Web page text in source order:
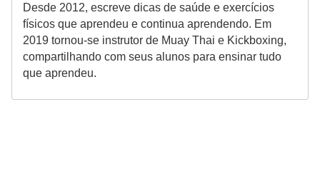
Desde 2012, escreve dicas de saúde e exercícios
físicos que aprendeu e continua aprendendo. Em
2019 tornou-se instrutor de Muay Thai e Kickboxing,
compartilhando com seus alunos para ensinar tudo
que aprendeu.